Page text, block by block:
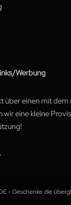
Werbung
über einen mit
eine kleine
- Geschenke die